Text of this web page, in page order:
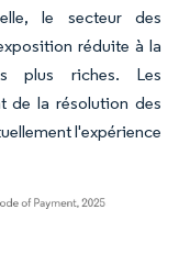
le secteur des
réduite à la
plus riches. Les
de la résolution des
l'expérience